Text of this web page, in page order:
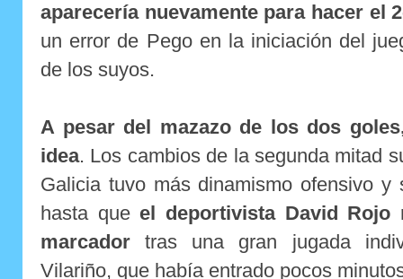
aparecería nuevamente para hacer el
un error de Pego en la iniciación del
de los suyos.
A pesar del mazazo de los dos
idea. Los cambios de la segunda mitad
Galicia tuvo más dinamismo ofensivo y
hasta que el deportivista David
marcador tras una gran jugada
Vilariño, que había entrado pocos